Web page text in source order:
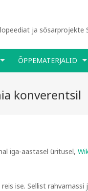
ja sõsarprojekte
ÕPPEMATERJALID
konverentsil
iga-aastasel üritusel,
ise. Sellist